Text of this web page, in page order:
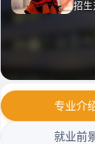
招生
专业介
就业前